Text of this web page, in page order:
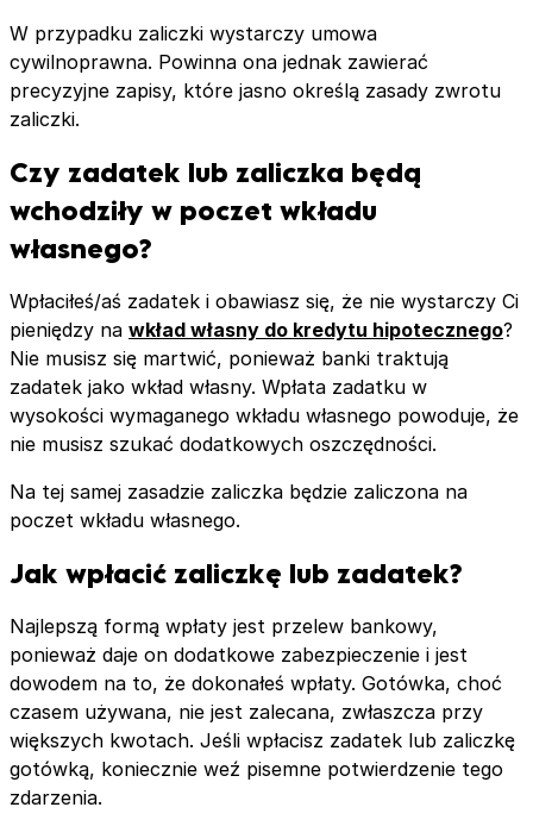
W przypadku zaliczki wystarczy umowa
cywilnoprawna. Powinna ona jednak zawierać
precyzyjne zapisy, które jasno określą zasady zwrotu
zaliczki.
Czy zadatek lub zaliczka będą
wchodziły w poczet wkładu
własnego?
Wpłaciłeś/aś zadatek i obawiasz się, że nie wystarczy Ci
pieniędzy na wkład własny do kredytu hipotecznego?
Nie musisz się martwić, ponieważ banki traktują
zadatek jako wkład własny. Wpłata zadatku w
wysokości wymaganego wkładu własnego powoduje, że
nie musisz szukać dodatkowych oszczędności.
Na tej samej zasadzie zaliczka będzie zaliczona na
poczet wkładu własnego.
Jak wpłacić zaliczkę lub zadatek?
Najlepszą formą wpłaty jest przelew bankowy,
ponieważ daje on dodatkowe zabezpieczenie i jest
dowodem na to, że dokonałeś wpłaty. Gotówka, choć
czasem używana, nie jest zalecana, zwłaszcza przy
większych kwotach. Jeśli wpłacisz zadatek lub zaliczkę
gotówką, koniecznie weź pisemne potwierdzenie tego
zdarzenia.